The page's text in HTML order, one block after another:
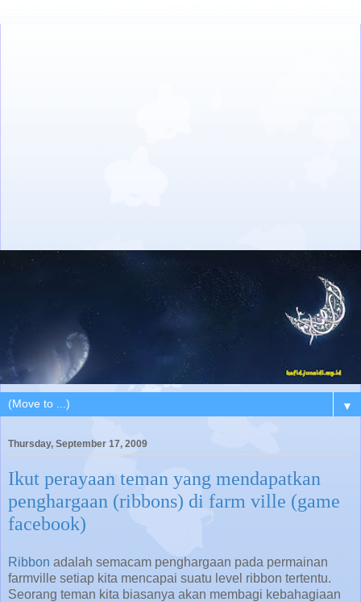
▼
Thursday, September 17, 2009
Ikut perayaan teman yang mendapatkan
penghargaan (ribbons) di farm ville (game
facebook)
Ribbon adalah semacam penghargaan pada permainan
farmville setiap kita mencapai suatu level ribbon tertentu.
Seorang teman kita biasanya akan membagi kebahagiaan